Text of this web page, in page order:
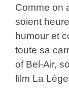
Comme on
soient
humour et
toute sa
of Bel-Air,
film La